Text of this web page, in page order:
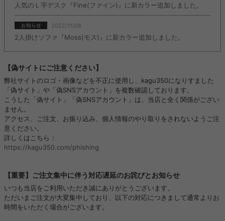
人気のＬ字デスク『Fine(ファイン)』に新カラー追加しました。
お知らせ 2022/11/08
2人掛けソファ『Moss(モス)』に新カラー追加しました。
【偽サイトにご注意ください】
弊社サイトのロゴ・画像などを不正に使用し、kagu350になりすました
「偽サイト」や「偽SNSアカウント」を複数確認しております。
こうした「偽サイト」「偽SNSアカウント」は、当店と全く関係がござい
ません。
アクセス、ご注文、お振り込み、個人情報のやり取りをされないようご注
意ください。
詳しくはこちら：
https://kagu350.com/phishing
【重要】ご注文集中に伴う対応遅延のお詫びとお知らせ
いつも当店をご利用いただき誠にありがとうございます。
ただいまご注文が大変集中しており、以下の対応につきまして通常よりお
時間をいただく場合がございます。